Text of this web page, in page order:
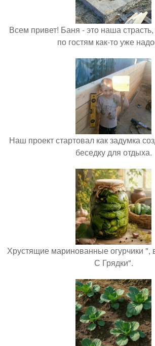
Всем привет! Баня - это наша страсть,
по гостям как-то уже
Наш проект стартовал как задумка
беседку для отдыха.
Хрустящие маринованные огурчики ",
С Грядки".